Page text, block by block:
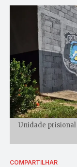
Unidade prisional
COMPARTILHAR